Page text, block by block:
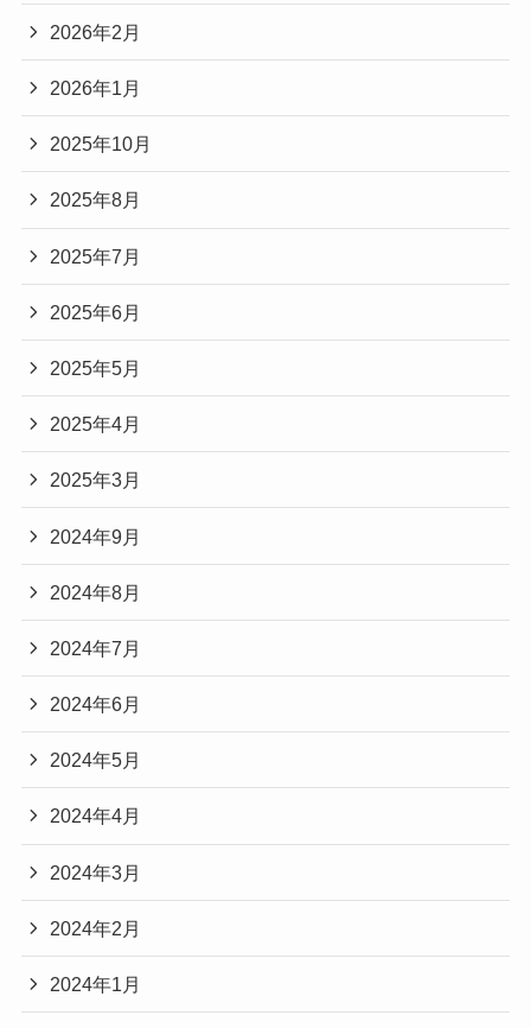
2026年2月
2026年1月
2025年10月
2025年8月
2025年7月
2025年6月
2025年5月
2025年4月
2025年3月
2024年9月
2024年8月
2024年7月
2024年6月
2024年5月
2024年4月
2024年3月
2024年2月
2024年1月